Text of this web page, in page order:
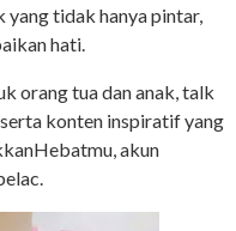
yang tidak hanya pintar,
hati.
orang tua dan anak, talk
konten inspiratif yang
akun